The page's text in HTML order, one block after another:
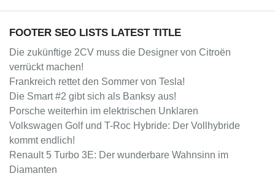
FOOTER SEO LISTS LATEST TITLE
Die zukünftige 2CV muss die Designer von Citroën
verrückt machen!
Frankreich rettet den Sommer von Tesla!
Die Smart #2 gibt sich als Banksy aus!
Porsche weiterhin im elektrischen Unklaren
Volkswagen Golf und T-Roc Hybride: Der Vollhybride
kommt endlich!
Renault 5 Turbo 3E: Der wunderbare Wahnsinn im
Diamanten